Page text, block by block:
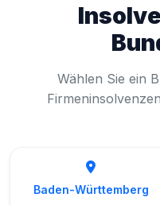
Wählen Sie ein
Baden-Württemberg